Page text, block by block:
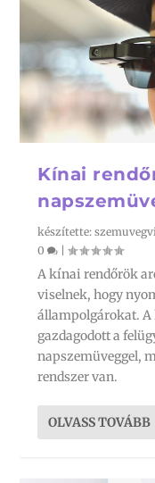
Kínai
készítette:
0
|
A kínai rendőrök
viselnek, hogy
állampolgárokat.
gazdagodott a
napszemüveggel,
rendszer van.
OLVASS TOVÁBB